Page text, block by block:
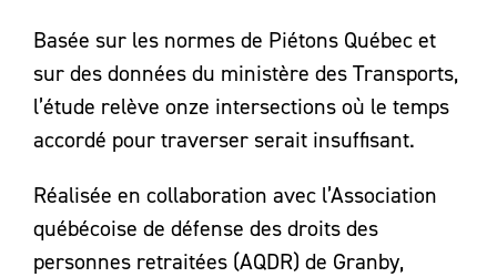
Basée sur les normes de Piétons Québec et
sur des données du ministère des Transports,
l’étude relève onze intersections où le temps
accordé pour traverser serait insuffisant.
Réalisée en collaboration avec l’Association
québécoise de défense des droits des
personnes retraitées (AQDR) de Granby,